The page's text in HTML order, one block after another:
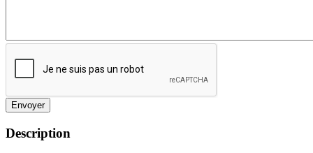
Envoyer
Description